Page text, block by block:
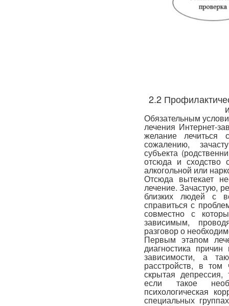
2.2
Обязательным
лечения Интернет-
желание лечиться
сожалению,
субъекта
отсюда и сходство
алкогольной или
Отсюда вытекает
лечение. Зачастую,
близких людей с
справиться с
совместно с
зависимым,
разговор о
Первым этапом
диагностика
зависимости, а
расстройств, в
скрытая депрессия,
если такое
психологическая
специальных